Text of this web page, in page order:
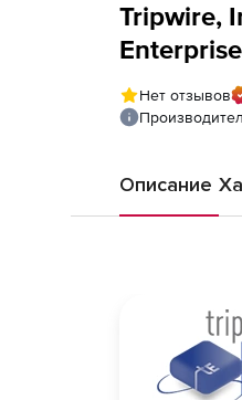
Tripwire,
for Pos
Нет отзывов
Описание